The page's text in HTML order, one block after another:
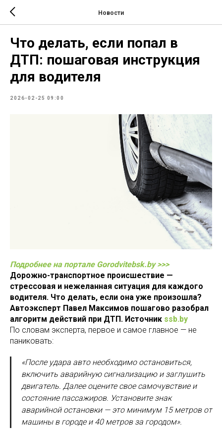
Новости
Что делать, если попал в
ДТП: пошаговая инструкция
для водителя
2026-02-25 09:00
Подробнее на портале Gorodvitebsk.by >>>
Дорожно-транспортное происшествие —
стрессовая и нежеланная ситуация для каждого
водителя. Что делать, если она уже произошла?
Автоэксперт Павел Максимов пошагово разобрал
алгоритм действий при ДТП. Источник ssb.by
По словам эксперта, первое и самое главное — не
паниковать:
«После удара авто необходимо остановиться,
включить аварийную сигнализацию и заглушить
двигатель. Далее оцените свое самочувствие и
состояние пассажиров. Установите знак
аварийной остановки — это минимум 15 метров от
машины в городе и 40 метров за городом».